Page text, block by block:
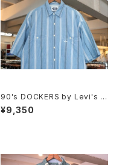
90's DOCKERS by Levi's m
ulti-stripe chambray Shirt
¥9,350